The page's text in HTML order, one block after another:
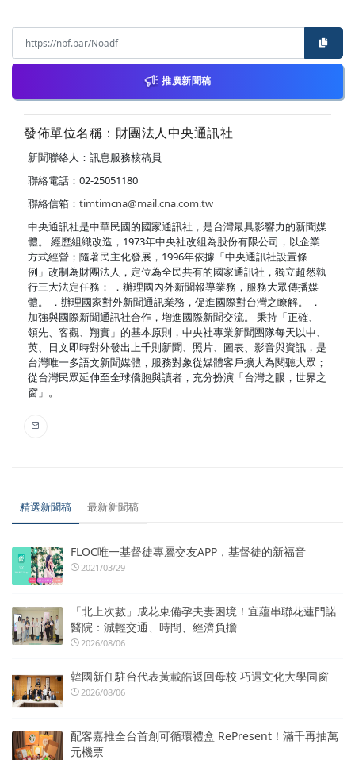
推廣新聞稿
發佈單位名稱：財團法人中央通訊社
新聞聯絡人：訊息服務核稿員
聯絡電話：02-25051180
聯絡信箱： timtimcna@mail.cna.com.tw
中央通訊社是中華民國的國家通訊社，是台灣最具影響力的新聞媒
體。 經歷組織改造，1973年中央社改組為股份有限公司，以企業
方式經營；隨著民主化發展，1996年依據「中央通訊社設置條
例」改制為財團法人，定位為全民共有的國家通訊社，獨立超然執
行三大法定任務： ．辦理國內外新聞報導業務，服務大眾傳播媒
體。 ．辦理國家對外新聞通訊業務，促進國際對台灣之瞭解。 ．
加強與國際新聞通訊社合作，增進國際新聞交流。 秉持「正確、
領先、客觀、翔實」的基本原則，中央社專業新聞團隊每天以中、
英、日文即時對外發出上千則新聞、照片、圖表、影音與資訊，是
台灣唯一多語文新聞媒體，服務對象從媒體客戶擴大為閱聽大眾；
從台灣民眾延伸至全球僑胞與讀者，充分扮演「台灣之眼，世界之
窗」。
精選新聞稿 最新新聞稿
FLOC唯一基督徒專屬交友APP，基督徒的新福音
2021/03/29
「北上次數」成花東備孕夫妻困境！宜蘊串聯花蓮門諾
醫院：減輕交通、時間、經濟負擔
2026/08/06
韓國新任駐台代表黃載皓返回母校 巧遇文化大學同窗
2026/08/06
配客嘉推全台首創可循環禮盒 RePresent！滿千再抽萬
元機票